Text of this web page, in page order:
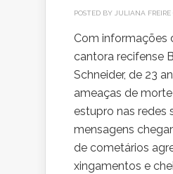
POSTED BY JULIANA FREIRE
Com informações
cantora recifense
Schneider, de 23
ameaças de
estupro nas redes
mensagens
de cometários
xingamentos e